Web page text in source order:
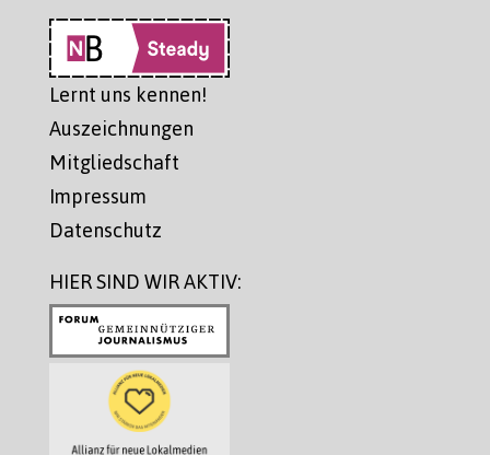
Lernt uns kennen!
Auszeichnungen
Mitgliedschaft
Impressum
Datenschutz
HIER SIND WIR AKTIV: